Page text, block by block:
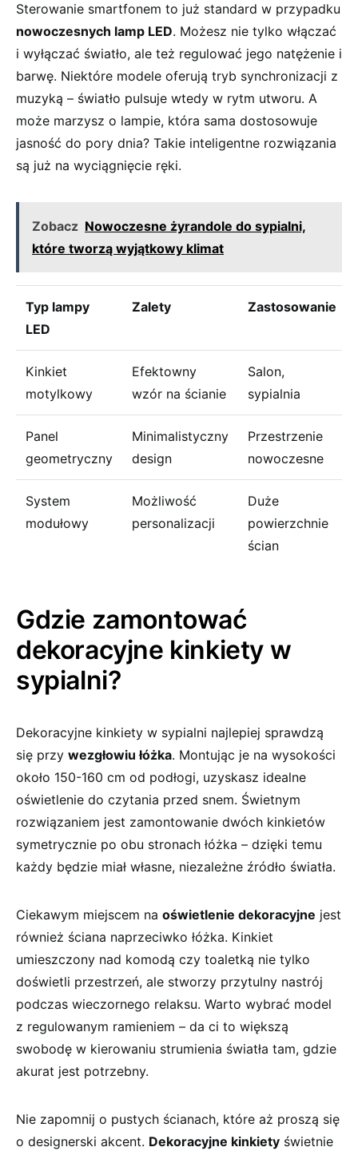
Sterowanie ⁢smartfonem⁣ to‍ już ‌standard w przypadku
nowoczesnych lamp LED. Możesz nie tylko ⁢włączać
i wyłączać światło, ale też‌ regulować ⁢jego natężenie ​i
barwę. Niektóre modele‌ oferują tryb‌ synchronizacji⁢ z
muzyką – ‌światło pulsuje ⁢wtedy w⁣ rytm utworu.‌ A
może marzysz o lampie,⁣ która ⁤sama dostosowuje
‌jasność do ‍pory dnia? Takie inteligentne ‌rozwiązania
są ⁣już na wyciągnięcie ⁤ręki.
Zobacz Nowoczesne żyrandole do sypialni,
które tworzą wyjątkowy klimat
Typ ⁤lampy
LED
Zalety Zastosowanie
Kinkiet ​
motylkowy
Efektowny
wzór⁢ na⁢ ścianie
Salon,⁤
sypialnia
Panel
geometryczny
Minimalistyczny
‍design
Przestrzenie
nowoczesne
System
modułowy
Możliwość
personalizacji
Duże⁢
powierzchnie
‍ścian
Gdzie zamontować
dekoracyjne ​kinkiety w‍
sypialni?
Dekoracyjne ⁤kinkiety w⁤ sypialni najlepiej⁢ sprawdzą⁢
się ⁣przy wezgłowiu łóżka.‌ Montując je na wysokości
⁤około 150-160 cm od‌ podłogi, uzyskasz idealne
‍oświetlenie do ⁤czytania przed snem. ⁢Świetnym
‍rozwiązaniem jest zamontowanie dwóch kinkietów
symetrycznie po obu stronach łóżka – dzięki ⁤temu
⁤każdy będzie miał własne, niezależne źródło światła.
Ciekawym⁢ miejscem ⁣na oświetlenie dekoracyjne jest
również ściana naprzeciwko łóżka. Kinkiet‍
umieszczony nad komodą ⁢czy toaletką nie tylko
doświetli ‍przestrzeń, ale⁢ stworzy ‍przytulny ⁣nastrój‌
podczas wieczornego relaksu.‌ Warto wybrać model
z regulowanym‍ ramieniem – ​da ci to większą⁢
swobodę w kierowaniu strumienia światła tam, gdzie
akurat jest potrzebny.
Nie zapomnij ⁤o ​pustych ścianach, które⁢ aż⁢ proszą⁣ się
​o designerski⁣ akcent.⁤ Dekoracyjne kinkiety świetnie